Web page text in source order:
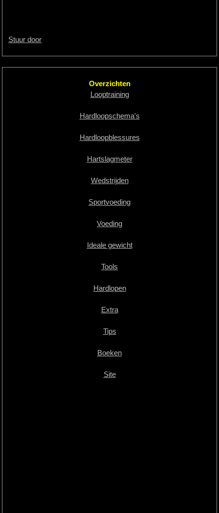
Stuur door
Overzichten
Looptraining
Hardloopschema's
Hardloopblessures
Hartslagmeter
Wedstrijden
Sportvoeding
Voeding
Ideale gewicht
Tools
Hardlopen
Extra
Tips
Boeken
Site